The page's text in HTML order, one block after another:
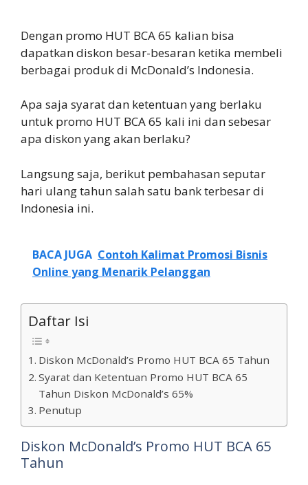
Dengan promo HUT BCA 65 kalian bisa
dapatkan diskon besar-besaran ketika membeli
berbagai produk di McDonald’s Indonesia.
Apa saja syarat dan ketentuan yang berlaku
untuk promo HUT BCA 65 kali ini dan sebesar
apa diskon yang akan berlaku?
Langsung saja, berikut pembahasan seputar
hari ulang tahun salah satu bank terbesar di
Indonesia ini.
BACA JUGA Contoh Kalimat Promosi Bisnis
Online yang Menarik Pelanggan
Daftar Isi
Diskon McDonald’s Promo HUT BCA 65 Tahun
Syarat dan Ketentuan Promo HUT BCA 65
Tahun Diskon McDonald’s 65%
Penutup
Diskon McDonald’s Promo HUT BCA 65
Tahun